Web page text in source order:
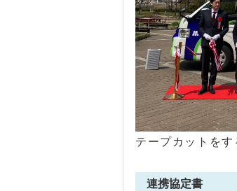
テープカットをす
連携協定書